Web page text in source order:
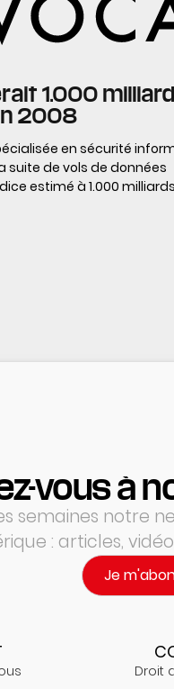
1.000
2008
en sécurité
suite de vols de données
estimé à 1.000
vous à
semaines notre
: articles,
Je
Droit